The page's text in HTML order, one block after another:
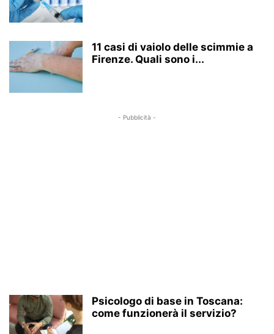
11 casi di vaiolo delle scimmie a
Firenze. Quali sono i...
- Pubblicità -
Psicologo di base in Toscana:
come funzionerà il servizio?